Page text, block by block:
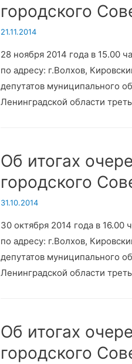
город
городского
21.11.2014
28 ноября 2014 года в 15.00
по адресу: г.Волхов,
депутатов муниципального
Ленинградской области
Об итогах
городского
31.10.2014
30 октября 2014 года в
по адресу: г.Волхов,
депутатов муниципального
Ленинградской области
Об итогах
городского